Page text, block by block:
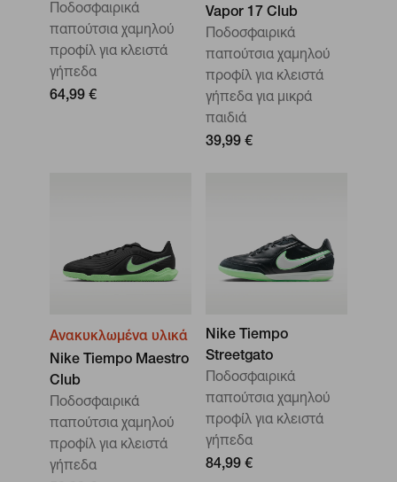
Ποδοσφαιρικά
παπούτσια χαμηλού
προφίλ για κλειστά
γήπεδα
64,99 €
Vapor 17 Club
Ποδοσφαιρικά
παπούτσια χαμηλού
προφίλ για κλειστά
γήπεδα για μικρά
παιδιά
39,99 €
Ανακυκλωμένα υλικά
Nike Tiempo Maestro
Club
Ποδοσφαιρικά
παπούτσια χαμηλού
προφίλ για κλειστά
γήπεδα
Nike Tiempo
Streetgato
Ποδοσφαιρικά
παπούτσια χαμηλού
προφίλ για κλειστά
γήπεδα
84,99 €